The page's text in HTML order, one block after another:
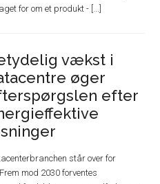
for om et produkt - [...]
vækst i
øger
efter
står over for
mod 2030 forventes